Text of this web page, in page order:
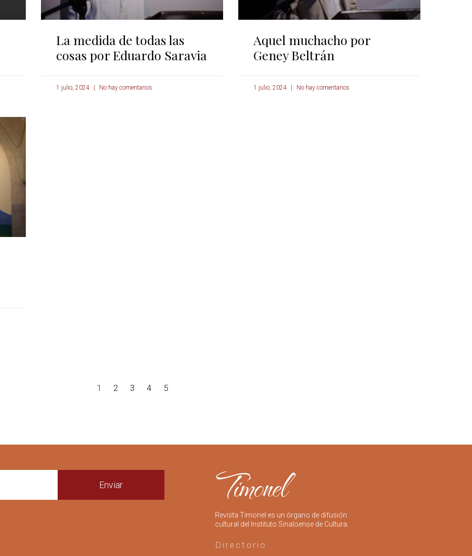
La medida de todas las
cosas por Eduardo Saravia
1 julio, 2024 No hay comentarios
Aquel muchacho por
Geney Beltrán
1 julio, 2024 No hay comentarios
1 2 3 4 5
Enviar
Revista Timonel es un órgano de difusión
cultural del Instituto Sinaloense de Cultura.
Directorio